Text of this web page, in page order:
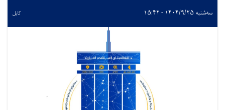
سه‌شنبه ۱۴۰۴/۹/۲۵ - ۱۵:۴۲ کابل